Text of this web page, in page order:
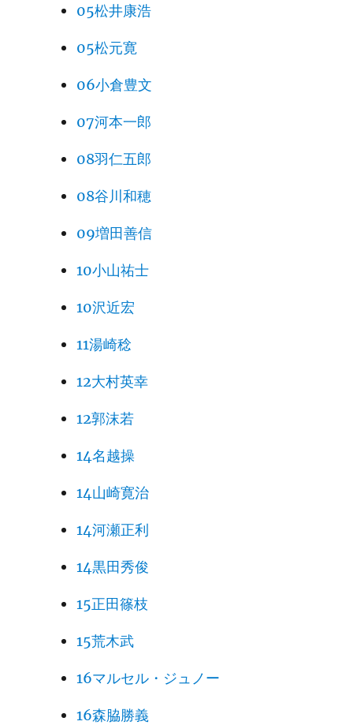
05松井康浩
05松元寛
06小倉豊文
07河本一郎
08羽仁五郎
08谷川和穂
09増田善信
10小山祐士
10沢近宏
11湯崎稔
12大村英幸
12郭沫若
14名越操
14山崎寛治
14河瀬正利
14黒田秀俊
15正田篠枝
15荒木武
16マルセル・ジュノー
16森脇勝義